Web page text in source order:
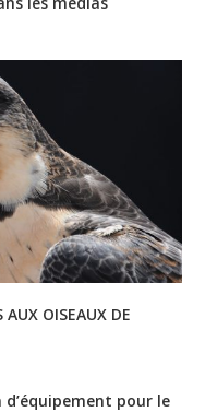
OISEAUX DE
pour le